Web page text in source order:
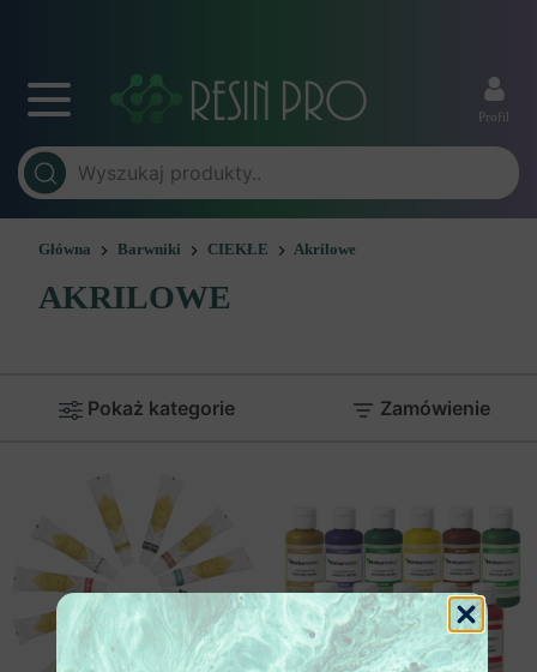
Profil
Główna Barwniki CIEKŁE Akrilowe
AKRILOWE
Pokaż kategorie Zamówienie